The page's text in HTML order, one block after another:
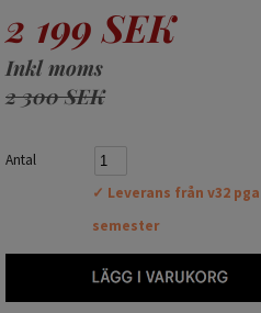
2 199 SEK
Inkl moms
2 300 SEK
Antal
✓ Leverans från v32 pga
semester